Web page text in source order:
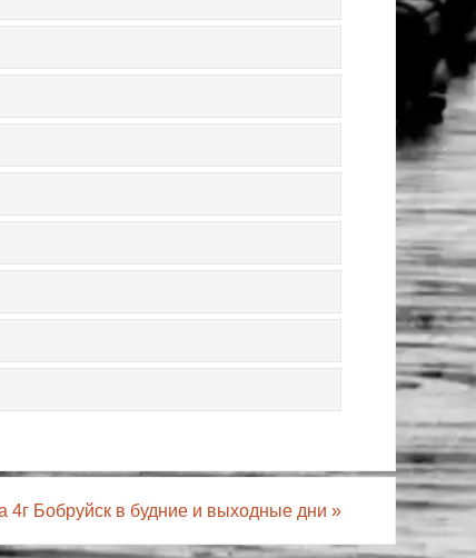
4г Бобруйск в будние и выходные дни »